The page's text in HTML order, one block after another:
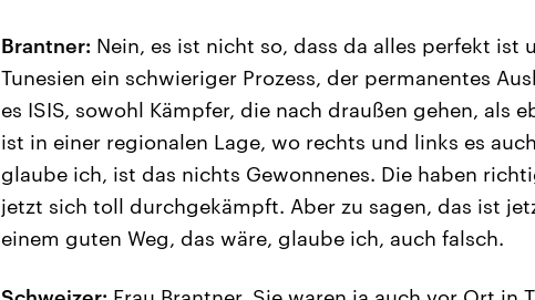
Brantner: Nein, es ist nicht so, dass da alles perfekt ist
Tunesien ein schwieriger Prozess, der permanentes
es ISIS, sowohl Kämpfer, die nach draußen gehen, als
ist in einer regionalen Lage, wo rechts und links es
glaube ich, ist das nichts Gewonnenes. Die haben
jetzt sich toll durchgekämpft. Aber zu sagen, das ist
einem guten Weg, das wäre, glaube ich, auch falsch.